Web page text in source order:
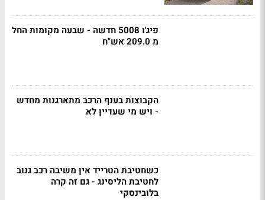
פיג'ו 5008 חדשה - שבעה מקומות החל
מ 209.0 אש"ח
הקבוצות בענף הרכב מתארגנות מחדש
- ויש מי שעדיין לא
כשחטיבת הטרייד אין משיבה רכב גנוב
לחטיבת הליסינג - גם זה קרה
בלובינסקי